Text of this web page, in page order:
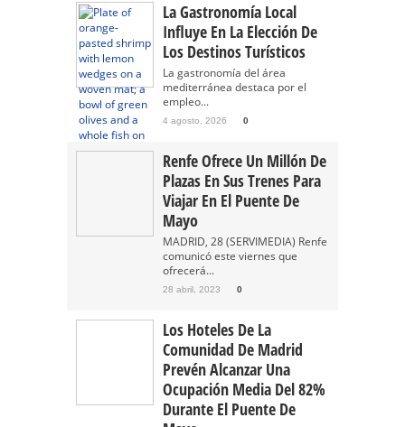
La Gastronomía Local
Influye En La Elección De
Los Destinos Turísticos
La gastronomía del área
mediterránea destaca por el
empleo...
4 agosto, 2026 0
Renfe Ofrece Un Millón De
Plazas En Sus Trenes Para
Viajar En El Puente De
Mayo
MADRID, 28 (SERVIMEDIA) Renfe
comunicó este viernes que
ofrecerá...
28 abril, 2023 0
Los Hoteles De La
Comunidad De Madrid
Prevén Alcanzar Una
Ocupación Media Del 82%
Durante El Puente De